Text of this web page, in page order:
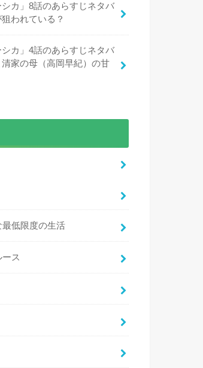
シカ」8話のあらすじネタバ
われている？
シカ」4話のあらすじネタバ
家の母（高岡早紀）の甘
低限度の生活
ス